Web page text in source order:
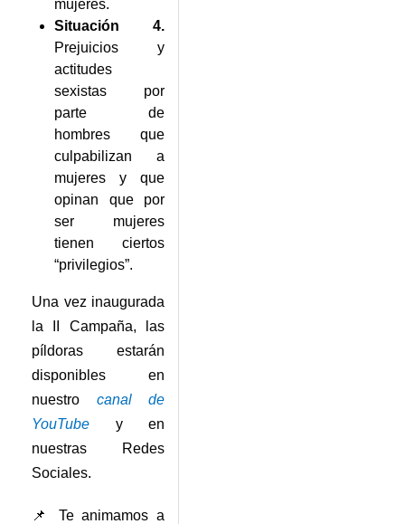
mujeres.
Situación 4.
Prejuicios y
actitudes
sexistas por
parte de
hombres que
culpabilizan a
mujeres y que
opinan que por
ser mujeres
tienen ciertos
“privilegios”.
Una vez inaugurada
la II Campaña, las
píldoras estarán
disponibles en
nuestro canal de
YouTube
y en
nuestras Redes
Sociales.
📌 Te animamos a